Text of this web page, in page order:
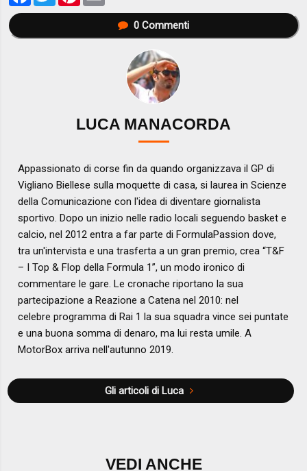
0Commenti
LUCA MANACORDA
Appassionato di corse fin da quando organizzava il GP di
Vigliano Biellese sulla moquette di casa, si laurea in Scienze
della Comunicazione con l'idea di diventare giornalista
sportivo. Dopo un inizio nelle radio locali seguendo basket e
calcio, nel 2012 entra a far parte di FormulaPassion dove,
tra un'intervista e una trasferta a un gran premio, crea “T&F
– I Top & Flop della Formula 1”, un modo ironico di
commentare le gare. Le cronache riportano la sua
partecipazione a Reazione a Catena nel 2010: nel
celebre programma di Rai 1 la sua squadra vince sei puntate
e una buona somma di denaro, ma lui resta umile. A
MotorBox arriva nell'autunno 2019.
Gli articoli di Luca
VEDI ANCHE